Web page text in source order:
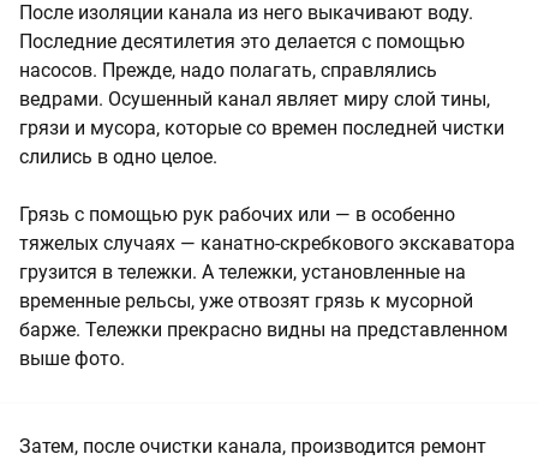
После изоляции канала из него выкачивают воду.
Последние десятилетия это делается с помощью
насосов. Прежде, надо полагать, справлялись
ведрами. Осушенный канал являет миру слой тины,
грязи и мусора, которые со времен последней чистки
слились в одно целое.
Грязь с помощью рук рабочих или — в особенно
тяжелых случаях — канатно-скребкового экскаватора
грузится в тележки. А тележки, установленные на
временные рельсы, уже отвозят грязь к мусорной
барже. Тележки прекрасно видны на представленном
выше фото.
Затем, после очистки канала, производится ремонт